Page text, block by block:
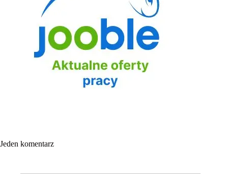
Jeden komentarz